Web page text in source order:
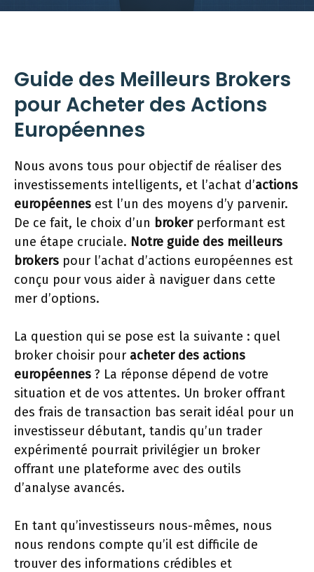
Guide des Meilleurs Brokers
pour Acheter des Actions
Européennes
Nous avons tous pour objectif de réaliser des
investissements intelligents, et l’achat d’actions
européennes est l’un des moyens d’y parvenir.
De ce fait, le choix d’un brokerperformant est
une étape cruciale. Notre guide des meilleurs
brokers pour l’achat d’actions européennes est
conçu pour vous aider à naviguer dans cette
mer d’options.
La question qui se pose est la suivante : quel
broker choisir pour acheter des actions
européennes ? La réponse dépend de votre
situation et de vos attentes. Un broker offrant
des frais de transaction bas serait idéal pour un
investisseur débutant, tandis qu’un trader
expérimenté pourrait privilégier un broker
offrant une plateforme avec des outils
d’analyse avancés.
En tant qu’investisseurs nous-mêmes, nous
nous rendons compte qu’il est difficile de
trouver des informations crédibles et